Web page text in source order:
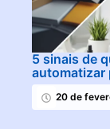
5 sinais de
automatizar
20 de